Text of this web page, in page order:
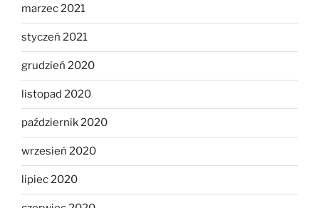
marzec 2021
styczeń 2021
grudzień 2020
listopad 2020
październik 2020
wrzesień 2020
lipiec 2020